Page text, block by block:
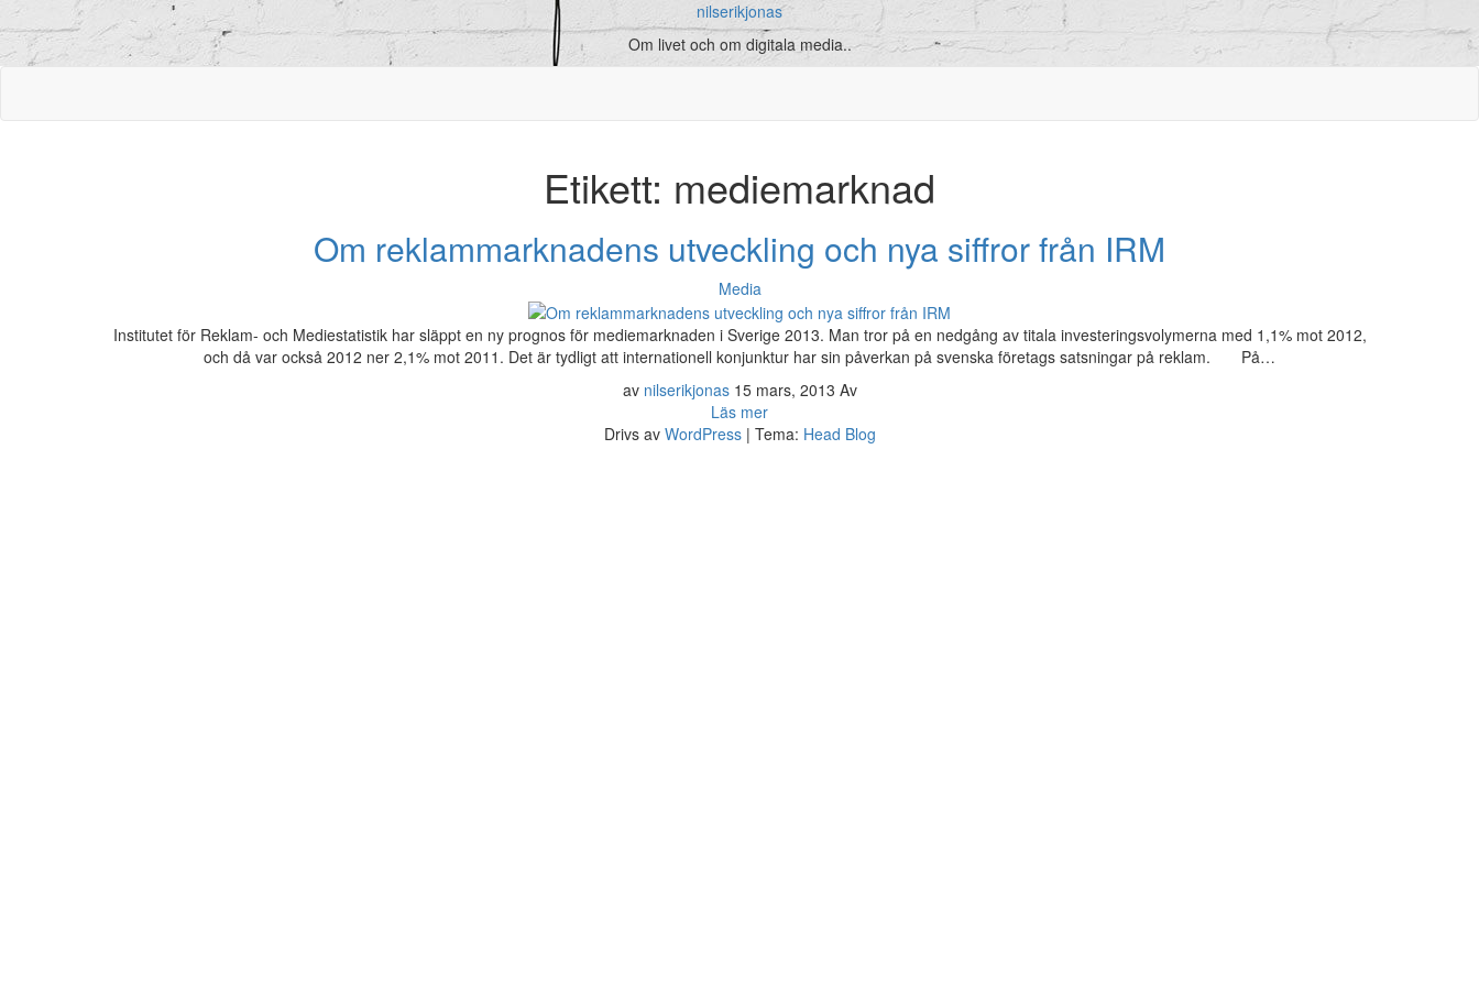
nilserikjonas
Om livet och om digitala media..
Etikett: mediemarknad
Om reklammarknadens utveckling och nya siffror från IRM
Media
Institutet för Reklam- och Mediestatistik har släppt en ny prognos för mediemarknaden i Sverige 2013. Man tror på en nedgång av titala investeringsvolymerna med 1,1% mot 2012,
och då var också 2012 ner 2,1% mot 2011. Det är tydligt att internationell konjunktur har sin påverkan på svenska företags satsningar på reklam. På…
av nilserikjonas 15 mars, 2013 Av
Läs mer
Drivs av WordPress | Tema: Head Blog